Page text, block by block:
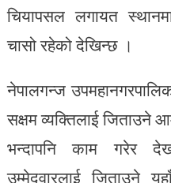
चियापसल लगायत
चासो रहेको देखिन्छ ।
नेपालगन्ज
सक्षम व्यक्तिलाई जिताउने
भन्दापनि काम गरेर
उम्मेदवारलाई जिताउने